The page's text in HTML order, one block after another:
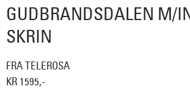
GUDBRANDSDALEN M/
SKRIN
FRA TELEROSA
KR 1595,-